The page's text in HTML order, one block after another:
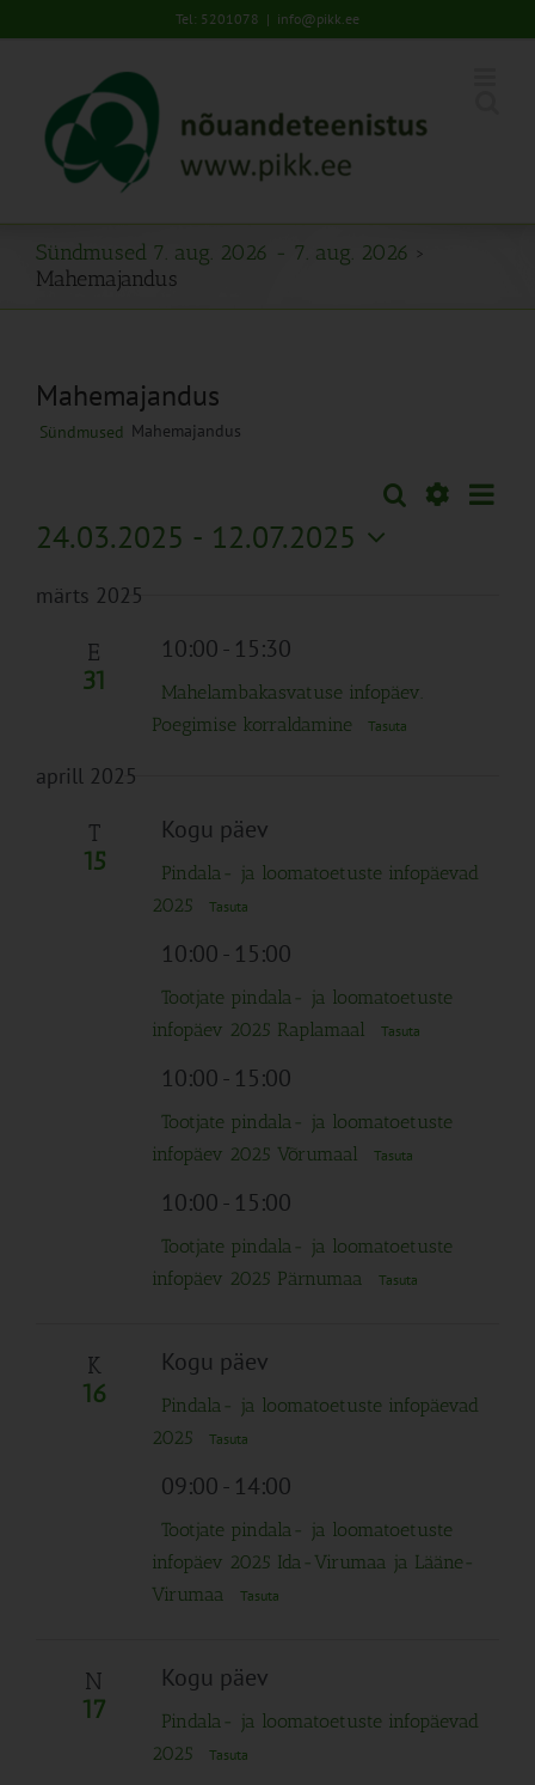
to
Tel: 5201078 | info@pikk.ee
Sündmused 7. aug. 2026 - 7. aug. 2026 ›
Mahemajandus
Mahemajandus
Sündmused Mahemajandus
Sündmused
Search
Otsi
24.03.2025 - 12.07.2025
kuupäev.
märts 2025
E
31
10:00- 15:30
Mahelambakasvatuse infopäev.
Poegimise korraldamine
Tasuta
aprill 2025
T
15
Kogu päev
Pindala- ja loomatoetuste infopäevad
2025
Tasuta
10:00- 15:00
Tootjate pindala- ja loomatoetuste
infopäev 2025 Raplamaal
Tasuta
10:00- 15:00
Tootjate pindala- ja loomatoetuste
infopäev 2025 Võrumaal
Tasuta
10:00- 15:00
Tootjate pindala- ja loomatoetuste
infopäev 2025 Pärnumaa
Tasuta
K
16
Kogu päev
Pindala- ja loomatoetuste infopäevad
2025
Tasuta
09:00- 14:00
Tootjate pindala- ja loomatoetuste
infopäev 2025 Ida-Virumaa ja Lääne-
Virumaa
Tasuta
N
17
Kogu päev
Pindala- ja loomatoetuste infopäevad
2025
Tasuta